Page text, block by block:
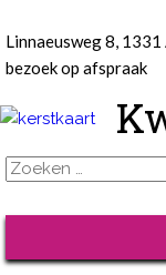
Linnaeusweg 8, 1331
bezoek op afspraak
Zoeken